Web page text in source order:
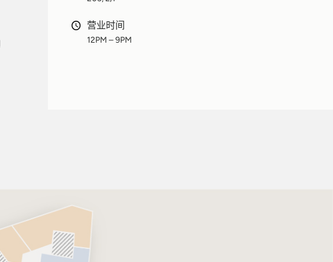
营业时间
12PM – 9PM